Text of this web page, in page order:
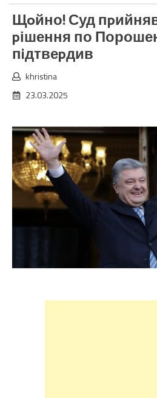
Щoйно! Суд
pішення по
пiдтвеpдив
khristina
23.03.2025